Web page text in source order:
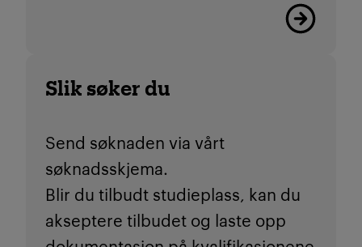
Viktige
Slik søker du
Send søknaden via vårt
søknadsskjema.
Blir du tilbudt studieplass, kan du
akseptere tilbudet og laste opp